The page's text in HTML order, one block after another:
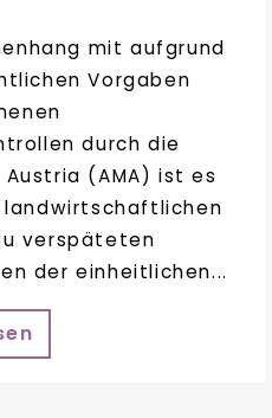
mit aufgrund
Vorgaben
durch die
(AMA) ist es
landwirtschaftlichen
verspäteten
der einheitlichen...